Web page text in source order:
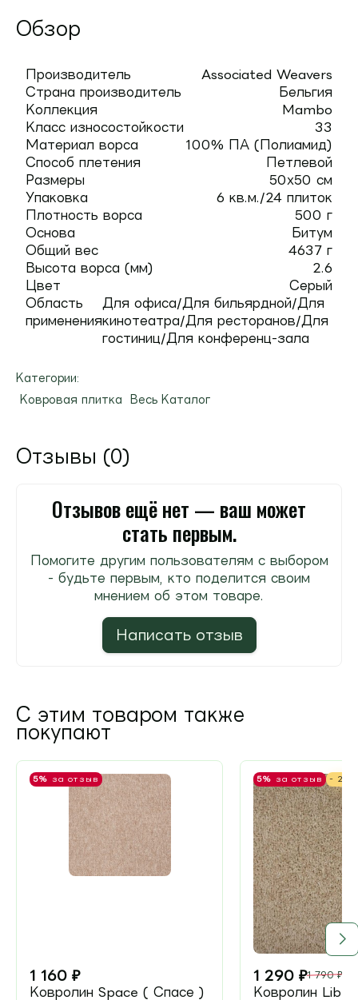
Обзор
Производитель
Associated Weavers
Страна производитель
Бельгия
Коллекция
Mambo
Класс износостойкости
33
Материал ворса
100% ПА (Полиамид)
Способ плетения
Петлевой
Размеры
50х50 см
Упаковка
6 кв.м./24 плиток
Плотность ворса
500 г
Основа
Битум
Общий вес
4637 г
Высота ворса (мм)
2.6
Цвет
Серый
Область
применения
Для офиса/Для бильярдной/Для
кинотеатра/Для ресторанов/Для
гостиниц/Для конференц-зала
Категории:
Ковровая плитка
Весь Каталог
Отзывы (0)
Отзывов ещё нет — ваш может
стать первым.
Помогите другим пользователям с выбором
- будьте первым, кто поделится своим
мнением об этом товаре.
Написать отзыв
С этим товаром также
покупают
5% за отзыв
1 160 ₽
Ковролин Space ( Спасе )
5% за отзыв -
1 290 ₽1 790 ₽
Ковролин